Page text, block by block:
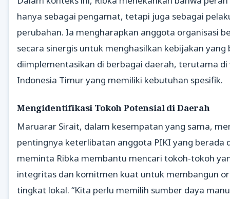
hanya sebagai pengamat, tetapi juga sebagai
perubahan. Ia mengharapkan anggota organisasi
secara sinergis untuk menghasilkan kebijakan yang
diimplementasikan di berbagai daerah, terutama di
Indonesia Timur yang memiliki kebutuhan spesifik.
Mengidentifikasi Tokoh Potensial di Daerah
Maruarar Sirait, dalam kesempatan yang sama,
pentingnya keterlibatan anggota PIKI yang berada
meminta Ribka membantu mencari tokoh-tokoh
integritas dan komitmen kuat untuk membangun
tingkat lokal. “Kita perlu memilih sumber daya